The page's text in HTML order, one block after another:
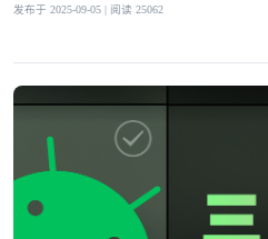
发布于 2025-09-05 | 阅读 25062